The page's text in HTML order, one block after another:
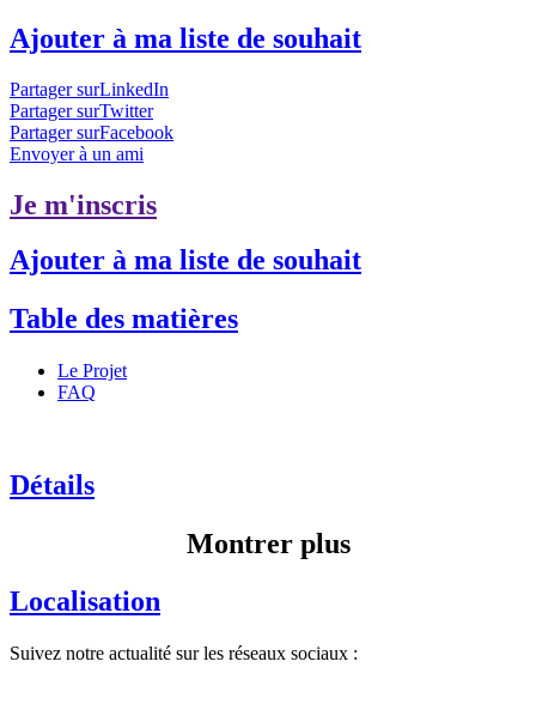
Ajouter à ma liste de souhait
Partager surLinkedIn
Partager surTwitter
Partager surFacebook
Envoyer à un ami
Je m'inscris
Ajouter à ma liste de souhait
Table des matières
Le Projet
FAQ
Détails
Montrer plus
Localisation
Suivez notre actualité sur les réseaux sociaux :